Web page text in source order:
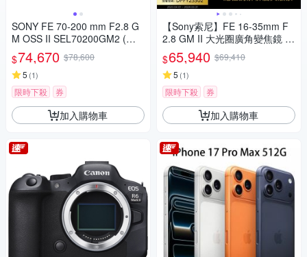
SONY FE 70-200 mm F2.8 G
M OSS II SEL70200GM2 (公
司貨)
$74,670 $78,600
5 (1)
限時下殺 券
加入購物車
【Sony索尼】FE 16-35mm F
2.8 GM II 大光圈廣角變焦鏡 S
EL1635GM2 (公司貨 保固 24
個月)
$65,940 $69,410
5 (1)
限時下殺 券
加入購物車